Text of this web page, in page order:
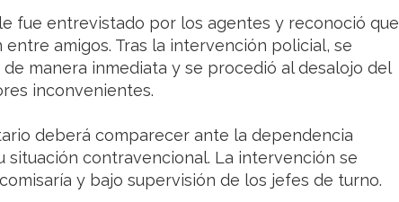
fue entrevistado por los agentes y reconoció que
amigos. Tras la intervención policial, se
manera inmediata y se procedió al desalojo del
inconvenientes.
deberá comparecer ante la dependencia
situación contravencional. La intervención se
y bajo supervisión de los jefes de turno.